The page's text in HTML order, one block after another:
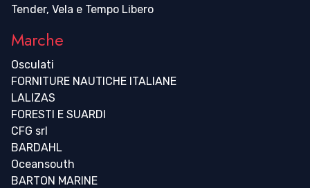
Tender, Vela e Tempo Libero
Marche
Osculati
FORNITURE NAUTICHE ITALIANE
LALIZAS
FORESTI E SUARDI
CFG srl
BARDAHL
Oceansouth
BARTON MARINE